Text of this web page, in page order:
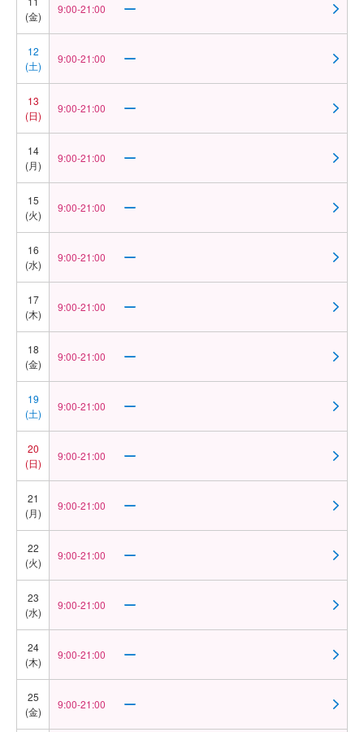
(金)
9:00-21:00
12
(土)
9:00-21:00
13
(日)
9:00-21:00
14
(月)
9:00-21:00
15
(火)
9:00-21:00
16
(水)
9:00-21:00
17
(木)
9:00-21:00
18
(金)
9:00-21:00
19
(土)
9:00-21:00
20
(日)
9:00-21:00
21
(月)
9:00-21:00
22
(火)
9:00-21:00
23
(水)
9:00-21:00
24
(木)
9:00-21:00
25
(金)
9:00-21:00